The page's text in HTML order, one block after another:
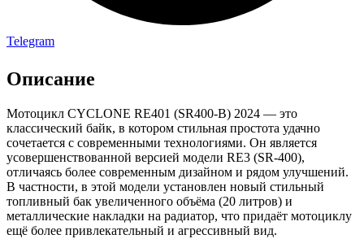
Telegram
Описание
Мотоцикл CYCLONE RE401 (SR400-B) 2024 — это
классический байк, в котором стильная простота удачно
сочетается с современными технологиями. Он является
усовершенствованной версией модели RE3 (SR-400),
отличаясь более современным дизайном и рядом улучшений.
В частности, в этой модели установлен новый стильный
топливный бак увеличенного объёма (20 литров) и
металлические накладки на радиатор, что придаёт мотоциклу
ещё более привлекательный и агрессивный вид.